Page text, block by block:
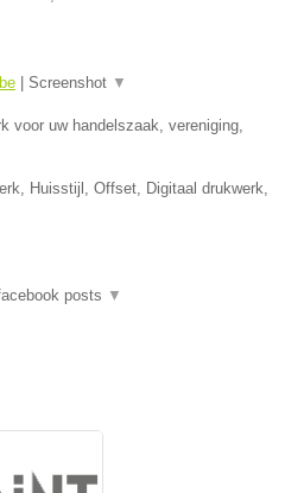
| Screenshot ▼
voor uw handelszaak, vereniging,
Huisstijl, Offset, Digitaal drukwerk,
posts ▼